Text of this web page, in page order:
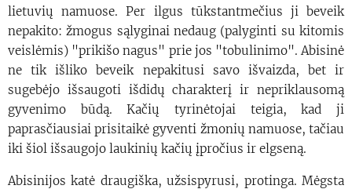
lietuvių namuose. Per ilgus tūkstantmečius ji beveik
nepakito: žmogus sąlyginai nedaug (palyginti su kitomis
veislėmis) "prikišo nagus" prie jos "tobulinimo". Abisinė
ne tik išliko beveik nepakitusi savo išvaizda, bet ir
sugebėjo išsaugoti išdidų charakterį ir nepriklausomą
gyvenimo būdą. Kačių tyrinėtojai teigia, kad ji
paprasčiausiai prisitaikė gyventi žmonių namuose, tačiau
iki šiol išsaugojo laukinių kačių įpročius ir elgseną.
Abisinijos katė draugiška, užsispyrusi, protinga. Mėgsta